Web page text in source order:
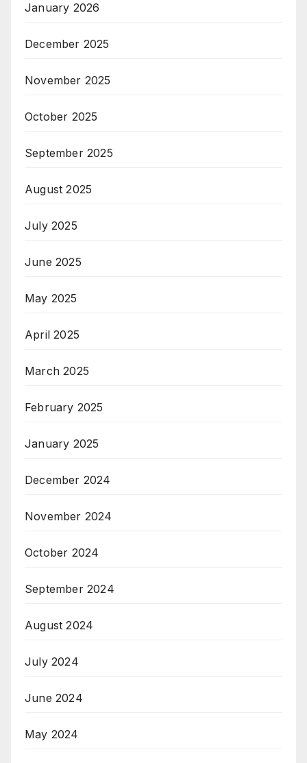
January 2026
December 2025
November 2025
October 2025
September 2025
August 2025
July 2025
June 2025
May 2025
April 2025
March 2025
February 2025
January 2025
December 2024
November 2024
October 2024
September 2024
August 2024
July 2024
June 2024
May 2024